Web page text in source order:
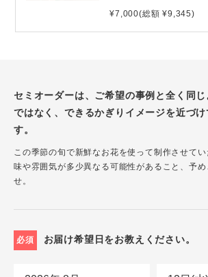
¥7,000(総額 ¥9,345)
セミオーダーは、ご希望の事例と全く同
ではなく、できるかぎりイメージを近づけ
す。
この季節の旬で新鮮なお花を使って制作させて
味や雰囲気が多少異なる可能性があること、予め
せ。
必須 お届け希望日をお教えください。